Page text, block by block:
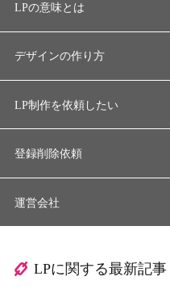
LPの意味とは
デザインの作り方
LP制作を依頼したい
登録削除依頼
運営会社
LPに関する最新記事